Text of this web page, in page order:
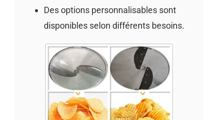
Des options personnalisables sont
disponibles selon différents besoins.